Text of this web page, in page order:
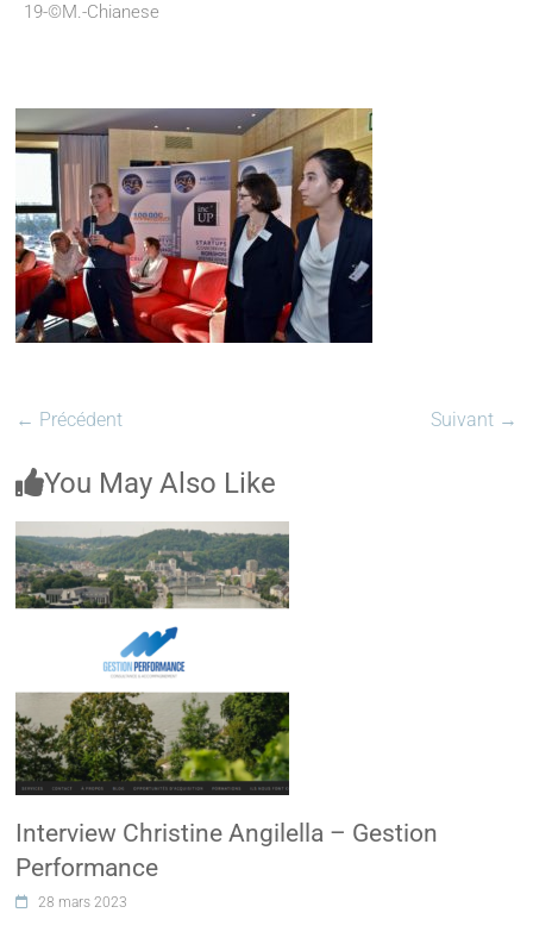
19-©M.-Chianese
← Précédent Suivant →
You May Also Like
Interview Christine Angilella – Gestion
Performance
28 mars 2023